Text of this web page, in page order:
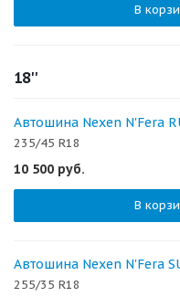
В
18''
Автошина Nexen N'Fera
235/45 R18
10 500 руб.
В
Автошина Nexen N'Fera
255/35 R18